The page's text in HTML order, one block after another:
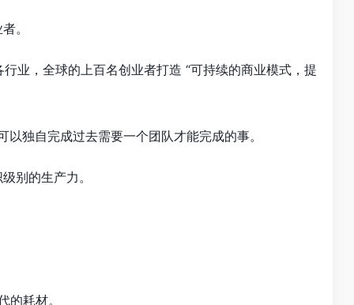
。
业，全球的上百名创业者打造 “可持续的商业模式，提
独自完成过去需要一个团队才能完成的事。
别的生产力。
耗材。